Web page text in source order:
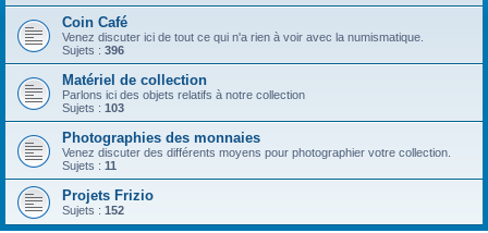
Coin Café
Venez discuter ici de tout ce qui n'a rien à voir avec la numismatique.
Sujets : 396
Matériel de collection
Parlons ici des objets relatifs à notre collection
Sujets : 103
Photographies des monnaies
Venez discuter des différents moyens pour photographier votre collection.
Sujets : 11
Projets Frizio
Sujets : 152